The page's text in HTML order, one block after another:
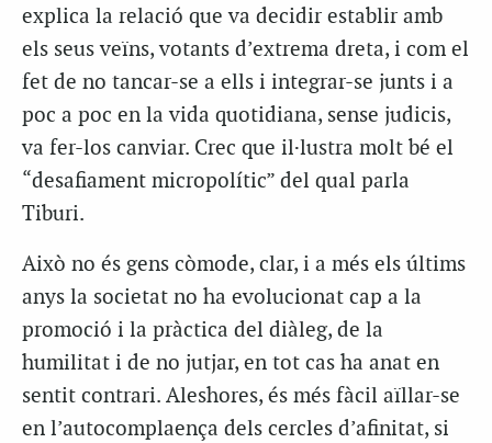
explica la relació que va decidir establir amb
els seus veïns, votants d’extrema dreta, i com el
fet de no tancar-se a ells i integrar-se junts i a
poc a poc en la vida quotidiana, sense judicis,
va fer-los canviar. Crec que il·lustra molt bé el
“desafiament micropolític” del qual parla
Tiburi.
Això no és gens còmode, clar, i a més els últims
anys la societat no ha evolucionat cap a la
promoció i la pràctica del diàleg, de la
humilitat i de no jutjar, en tot cas ha anat en
sentit contrari. Aleshores, és més fàcil aïllar-se
en l’autocomplaença dels cercles d’afinitat, si